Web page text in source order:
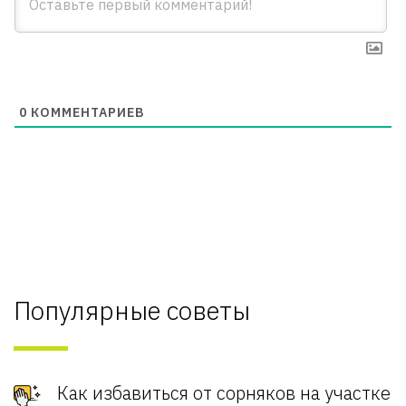
0 КОММЕНТАРИЕВ
Популярные советы
Как избавиться от сорняков на участке